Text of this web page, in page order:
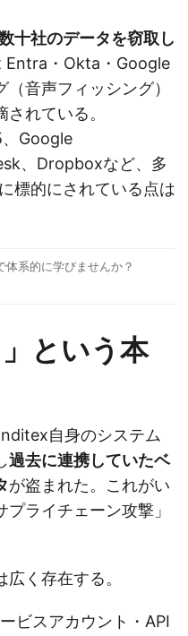
十社のデータを窃取し
Entra・Okta・Google
音声フィッシング）
れている。
Google
、Dropboxなど、多
標的にされている点は
系的に学びませんか？
」という本
自身のシステム
過去に連携していたベ
が盗まれた。これがい
ライチェーン攻撃」
く存在する。
ビスアカウント・API